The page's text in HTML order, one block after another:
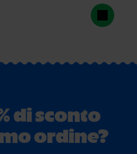
di sconto
ordine?